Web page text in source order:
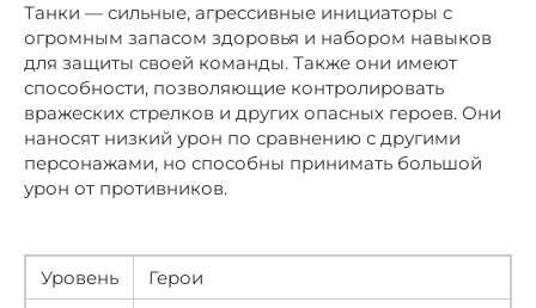
Танки — сильные, агрессивные инициаторы с
огромным запасом здоровья и набором навыков
для защиты своей команды. Также они имеют
способности, позволяющие контролировать
вражеских стрелков и других опасных героев. Они
наносят низкий урон по сравнению с другими
персонажами, но способны принимать большой
урон от противников.
Уровень
Герои